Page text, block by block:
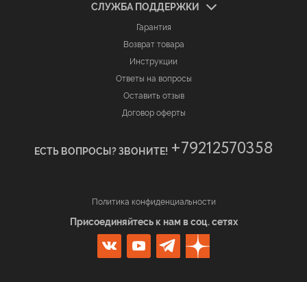
СЛУЖБА ПОДДЕРЖКИ
Гарантия
Возврат товара
Инструкции
Ответы на вопросы
Оставить отзыв
Договор оферты
ЕСТЬ ВОПРОСЫ? ЗВОНИТЕ! +79212570358
Политика конфиденциальности
Присоединяйтесь к нам в соц. сетях